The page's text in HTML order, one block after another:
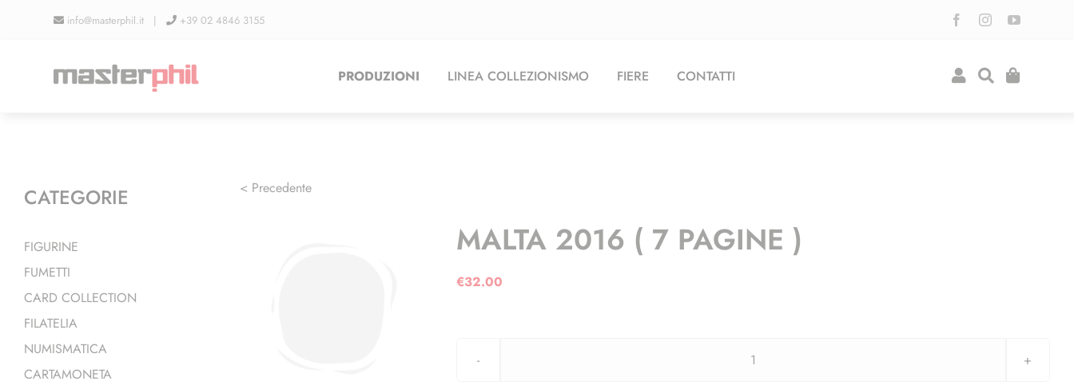
info@masterphil.it | +39 02 4846 3155
PRODUZIONI LINEA COLLEZIONISMO FIERE CONTATTI
< Precedente
MALTA 2016 ( 7 PAGINE )
€32.00
MALTA
CATEGORIE
FIGURINE
FUMETTI
CARD COLLECTION
FILATELIA
NUMISMATICA
CARTAMONETA